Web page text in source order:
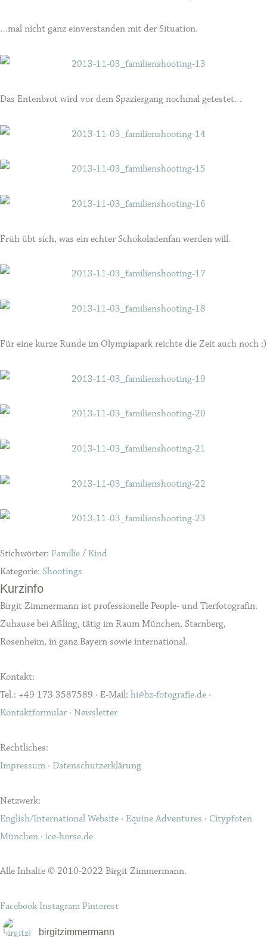
…mal nicht ganz einverstanden mit der Situation.
Das Entenbrot wird vor dem Spaziergang nochmal getestet…
Früh übt sich, was ein echter Schokoladenfan werden will.
Für eine kurze Runde im Olympiapark reichte die Zeit auch noch :)
Stichwörter: Familie / Kind
Kategorie: Shootings
Kurzinfo
Birgit Zimmermann ist professionelle People- und Tierfotografin.
Zuhause bei Aßling, tätig im Raum München, Starnberg,
Rosenheim, in ganz Bayern sowie international.
Kontakt:
Tel.: +49 173 3587589 · E-Mail: hi@bz-fotografie.de ·
Kontaktformular · Newsletter
Rechtliches:
Impressum · Datenschutzerklärung
Netzwerk:
English/International Website · Equine Adventures · Citypfoten
München · ice-horse.de
Alle Inhalte © 2010-2022 Birgit Zimmermann.
Facebook Instagram Pinterest
birgitzimmermann